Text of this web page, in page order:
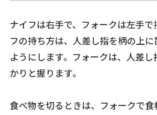
ナイフは右手で、フォークは左手
フの持ち方は、人差し指を柄の上
ようにします。フォークは、人差
かりと握ります。
食べ物を切るときは、フォークで